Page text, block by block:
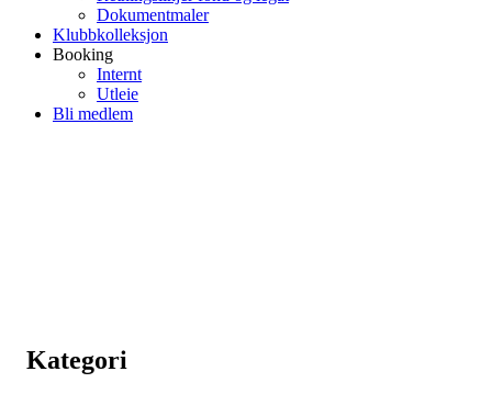
Dokumentmaler
Klubbkolleksjon
Booking
Internt
Utleie
Bli medlem
Kategori